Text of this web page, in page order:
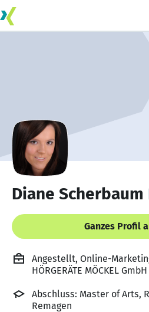
Diane Scherbaum
Ganzes Profil
Angestellt, Online-
HÖRGERÄTE MÖCKEL GmbH
Abschluss: Master of Arts,
Remagen